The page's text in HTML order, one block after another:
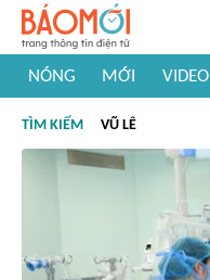
NÓNG MỚI VIDEO
#Khám phá thế giới
TÌM KIẾM VŨ LÊ